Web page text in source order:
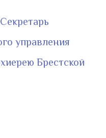
Секретарь
управления
Брестской